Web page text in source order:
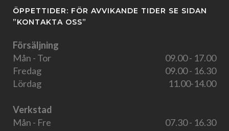
ÖPPETTIDER: FÖR AVVIKANDE TIDER SE SIDAN
”KONTAKTA OSS”
Försäljning
Mån - Tor
09.00 - 17.00
Fredag
09.00 - 16.30
Lördag
11.00-14.00
Verkstad
Mån - Fre
07.30 - 16.30